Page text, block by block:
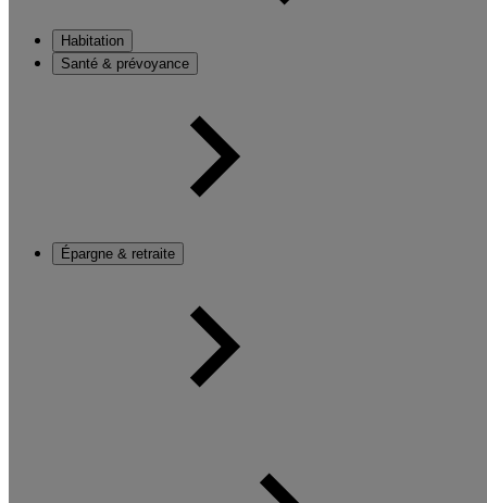
Habitation
Santé & prévoyance
Épargne & retraite